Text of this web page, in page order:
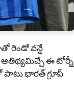
రెండో వన్డే
ఆతిథ్యమిచ్చే ఈ టోర్నీ
పాటు భారత్‌ గ్రూప్‌